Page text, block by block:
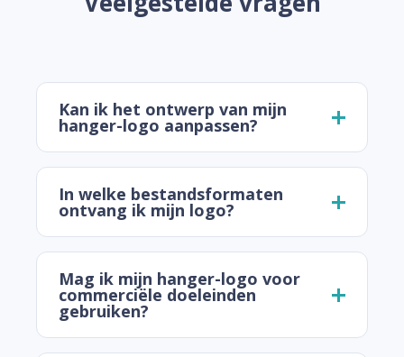
Kan ik het ontwerp van mijn
hanger-logo aanpassen?
In welke bestandsformaten
ontvang ik mijn logo?
Mag ik mijn hanger-logo voor
commerciële doeleinden
gebruiken?